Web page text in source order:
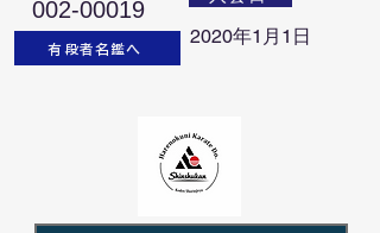
002-00019
有段者名鑑へ
2020年1月1日